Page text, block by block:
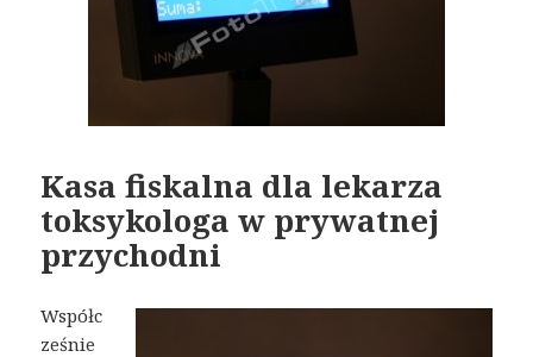
Kasa fiskalna dla lekarza
toksykologa w prywatnej
przychodni
Współc
ześnie